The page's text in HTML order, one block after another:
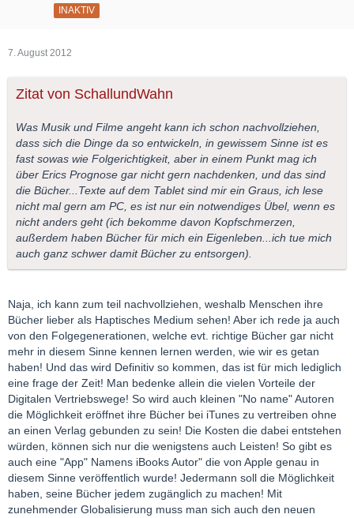
INAKTIV
7. August 2012
Zitat von SchallundWahn
Was Musik und Filme angeht kann ich schon nachvollziehen,
dass sich die Dinge da so entwickeln, in gewissem Sinne ist es
fast sowas wie Folgerichtigkeit, aber in einem Punkt mag ich
über Erics Prognose gar nicht gern nachdenken, und das sind
die Bücher...Texte auf dem Tablet sind mir ein Graus, ich lese
nicht mal gern am PC, es ist nur ein notwendiges Übel, wenn es
nicht anders geht (ich bekomme davon Kopfschmerzen,
außerdem haben Bücher für mich ein Eigenleben...ich tue mich
auch ganz schwer damit Bücher zu entsorgen).
Naja, ich kann zum teil nachvollziehen, weshalb Menschen ihre
Bücher lieber als Haptisches Medium sehen! Aber ich rede ja auch
von den Folgegenerationen, welche evt. richtige Bücher gar nicht
mehr in diesem Sinne kennen lernen werden, wie wir es getan
haben! Und das wird Definitiv so kommen, das ist für mich lediglich
eine frage der Zeit! Man bedenke allein die vielen Vorteile der
Digitalen Vertriebswege! So wird auch kleinen "No name" Autoren
die Möglichkeit eröffnet ihre Bücher bei iTunes zu vertreiben ohne
an einen Verlag gebunden zu sein! Die Kosten die dabei entstehen
würden, können sich nur die wenigstens auch Leisten! So gibt es
auch eine "App" Namens iBooks Autor" die von Apple genau in
diesem Sinne veröffentlich wurde! Jedermann soll die Möglichkeit
haben, seine Bücher jedem zugänglich zu machen! Mit
zunehmender Globalisierung muss man sich auch den neuen